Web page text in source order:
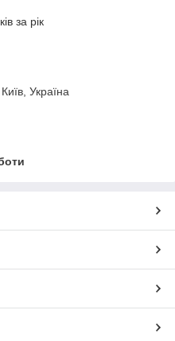
за рік
Україна